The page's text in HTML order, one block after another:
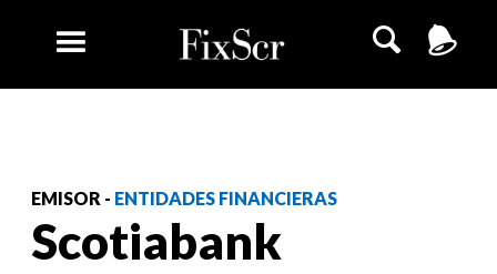
EMISOR - ENTIDADES FINANCIERAS
Scotiabank